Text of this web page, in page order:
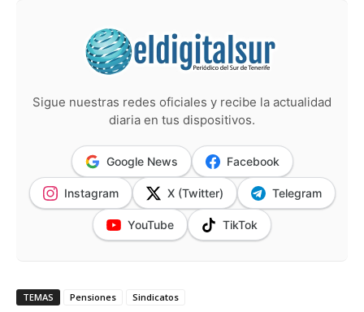
Sigue nuestras redes oficiales y recibe la actualidad
diaria en tus dispositivos.
Google News Facebook
Instagram X (Twitter) Telegram
YouTube TikTok
TEMAS Pensiones Sindicatos